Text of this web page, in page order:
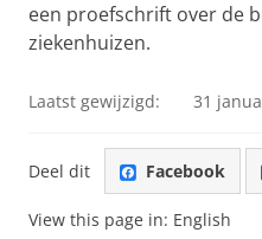
een proefschrift over de
ziekenhuizen.
Laatst gewijzigd: 31
Deel dit Facebook
View this page in: English